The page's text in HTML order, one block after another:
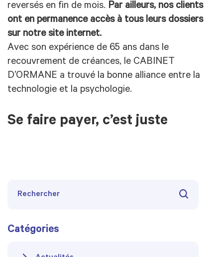
reversés en fin de mois. Par ailleurs, nos clients
ont en permanence accès à tous leurs dossiers
sur notre site internet.
Avec son expérience de 65 ans dans le
recouvrement de créances, le CABINET
D’ORMANE a trouvé la bonne alliance entre la
technologie et la psychologie.
Se faire payer, c’est juste
Catégories